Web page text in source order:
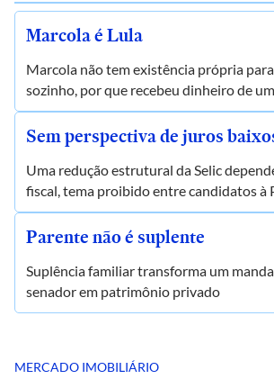
Marcola é Lula
Marcola não tem existência própria
sozinho, por que recebeu dinheiro de
Sem perspectiva de juros
Uma redução estrutural da Selic
fiscal, tema proibido entre candidatos à
Parente não é suplente
Suplência familiar transforma um
senador em patrimônio privado
MERCADO IMOBILIÁRIO